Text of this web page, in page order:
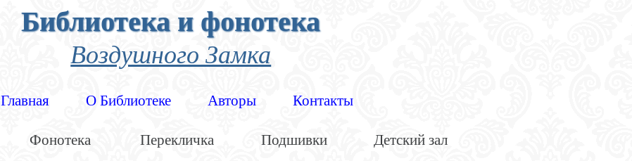
Библиотека и фонотека
Воздушного Замка
Главная О Библиотеке Авторы Контакты
Фонотека Перекличка Подшивки Детский зал